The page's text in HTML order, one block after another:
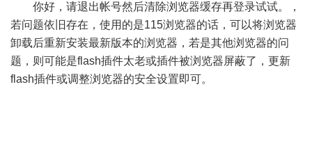
你好，请退出帐号然后清除浏览器缓存再登录试试。，
若问题依旧存在，使用的是115浏览器的话，可以将浏览器
卸载后重新安装最新版本的浏览器，若是其他浏览器的问
题，则可能是flash插件太老或插件被浏览器屏蔽了，更新
flash插件或调整浏览器的安全设置即可。